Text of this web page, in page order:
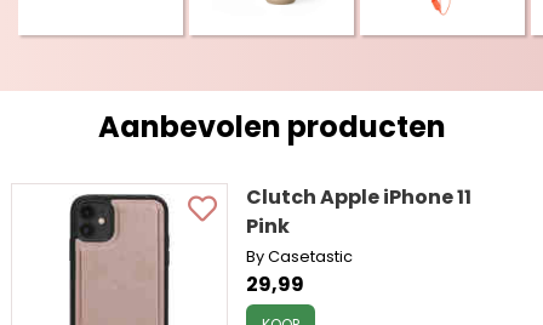
Aanbevolen producten
Clutch Apple iPhone 11
Pink
By Casetastic
29,99